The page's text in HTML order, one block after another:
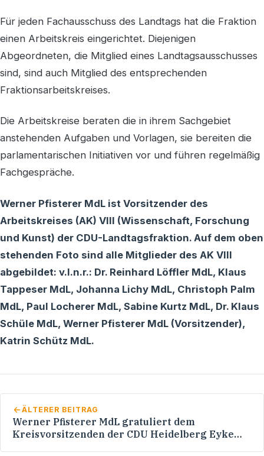
Für jeden Fachausschuss des Landtags hat die Fraktion
einen Arbeitskreis eingerichtet. Diejenigen
Abgeordneten, die Mitglied eines Landtagsausschusses
sind, sind auch Mitglied des entsprechenden
Fraktionsarbeitskreises.
Die Arbeitskreise beraten die in ihrem Sachgebiet
anstehenden Aufgaben und Vorlagen, sie bereiten die
parlamentarischen Initiativen vor und führen regelmäßig
Fachgespräche.
Werner Pfisterer MdL ist Vorsitzender des
Arbeitskreises (AK) VIII (Wissenschaft, Forschung
und Kunst) der CDU-Landtagsfraktion. Auf dem oben
stehenden Foto sind alle Mitglieder des AK VIII
abgebildet: v.l.n.r.: Dr. Reinhard Löffler MdL, Klaus
Tappeser MdL, Johanna Lichy MdL, Christoph Palm
MdL, Paul Locherer MdL, Sabine Kurtz MdL, Dr. Klaus
Schüle MdL, Werner Pfisterer MdL (Vorsitzender),
Katrin Schütz MdL.
ÄLTERER BEITRAG
Werner Pfisterer MdL gratuliert dem
Kreisvorsitzenden der CDU Heidelberg Eyke